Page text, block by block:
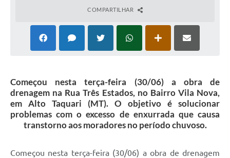
COMPARTILHAR
Começou nesta terça-feira (30/06) a obra de
drenagem na Rua Três Estados, no Bairro Vila Nova,
em Alto Taquari (MT). O objetivo é solucionar
problemas com o excesso de enxurrada que causa
transtorno aos moradores no período chuvoso.
Começou nesta terça-feira (30/06) a obra de drenagem